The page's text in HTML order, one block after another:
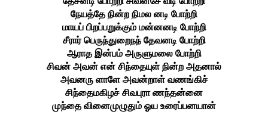
நேயத்தே நின்ற நிமல னடி போற்றி
மாயப் பிறப்பறுக்கும் மன்னனடி போற்றி
சீரார் பெருந்துறைநந் தேவனடி போற்றி
ஆராத இன்பம் அருளுமலை போற்றி
சிவன் அவன் என் சிந்தையுள் நின்ற அதனால்
அவனரு ளாளே அவன்றாள் வணங்கிச்
சிந்தைமகிழச் சிவபுரா ணந்தன்னை
முந்தை வினைமுழுதும் ஓய உரைப்பனயான்